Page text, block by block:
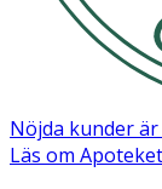
Håll knät något
patellan.
Nöjda kunder
Läs om